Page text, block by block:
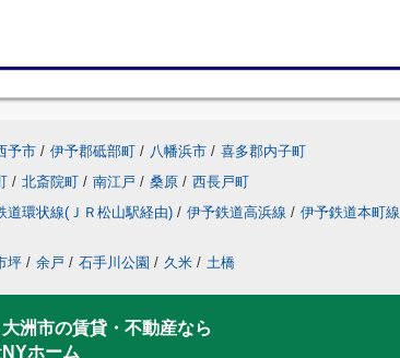
予市 / 伊予郡砥部町 / 八幡浜市 / 喜多郡内子町
/ 北斎院町 / 南江戸 / 桑原 / 西長戸町
道環状線(ＪＲ松山駅経由) / 伊予鉄道高浜線 / 伊予鉄道本町線
坪 / 余戸 / 石手川公園 / 久米 / 土橋
洲市の賃貸・不動産なら
ホーム